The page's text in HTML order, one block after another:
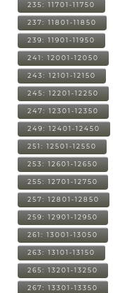
235: 11701-11750
237: 11801-11850
239: 11901-11950
241: 12001-12050
243: 12101-12150
245: 12201-12250
247: 12301-12350
249: 12401-12450
251: 12501-12550
253: 12601-12650
255: 12701-12750
257: 12801-12850
259: 12901-12950
261: 13001-13050
263: 13101-13150
265: 13201-13250
267: 13301-13350